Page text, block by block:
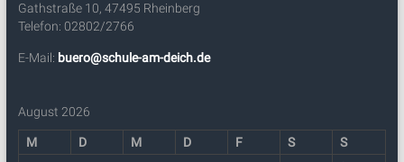
Gathstraße 10, 47495 Rheinberg
Telefon: 02802/2766
E-Mail: buero@schule-am-deich.de
August 2026
M D M D F S
S